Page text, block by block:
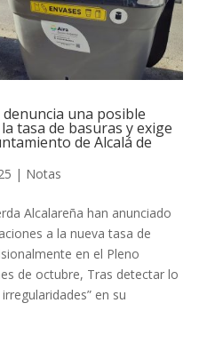
una posible
tasa de basuras y exige
de Alcalá de
| Notas
Alcalareña han anunciado
a la nueva tasa de
en el Pleno
de octubre, Tras detectar lo
en su